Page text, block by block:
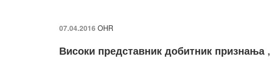
07.04.2016 OHR
Високи представник добитник признања